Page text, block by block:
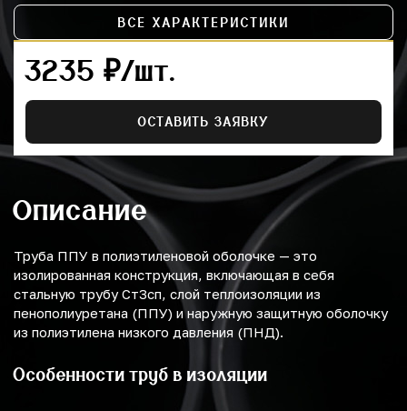
ВСЕ ХАРАКТЕРИСТИКИ
3235 ₽/шт.
ОСТАВИТЬ ЗАЯВКУ
Описание
Труба ППУ в полиэтиленовой оболочке — это
изолированная конструкция, включающая в себя
стальную трубу Ст3сп, слой теплоизоляции из
пенополиуретана (ППУ) и наружную защитную оболочку
из полиэтилена низкого давления (ПНД).
Особенности труб в изоляции